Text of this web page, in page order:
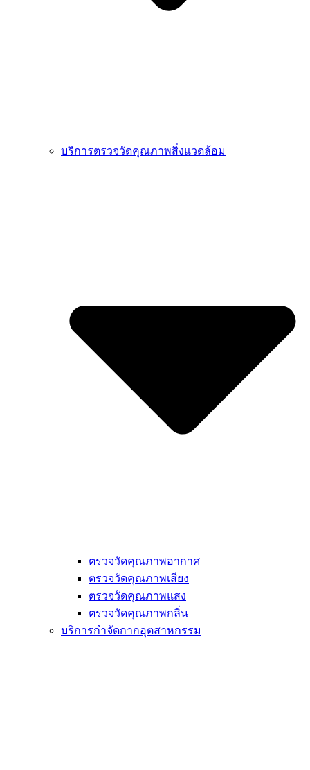
บริการตรวจวัดคุณภาพสิ่งแวดล้อม
ตรวจวัดคุณภาพอากาศ
ตรวจวัดคุณภาพเสียง
ตรวจวัดคุณภาพแสง
ตรวจวัดคุณภาพกลิ่น
บริการกำจัดกากอุตสาหกรรม